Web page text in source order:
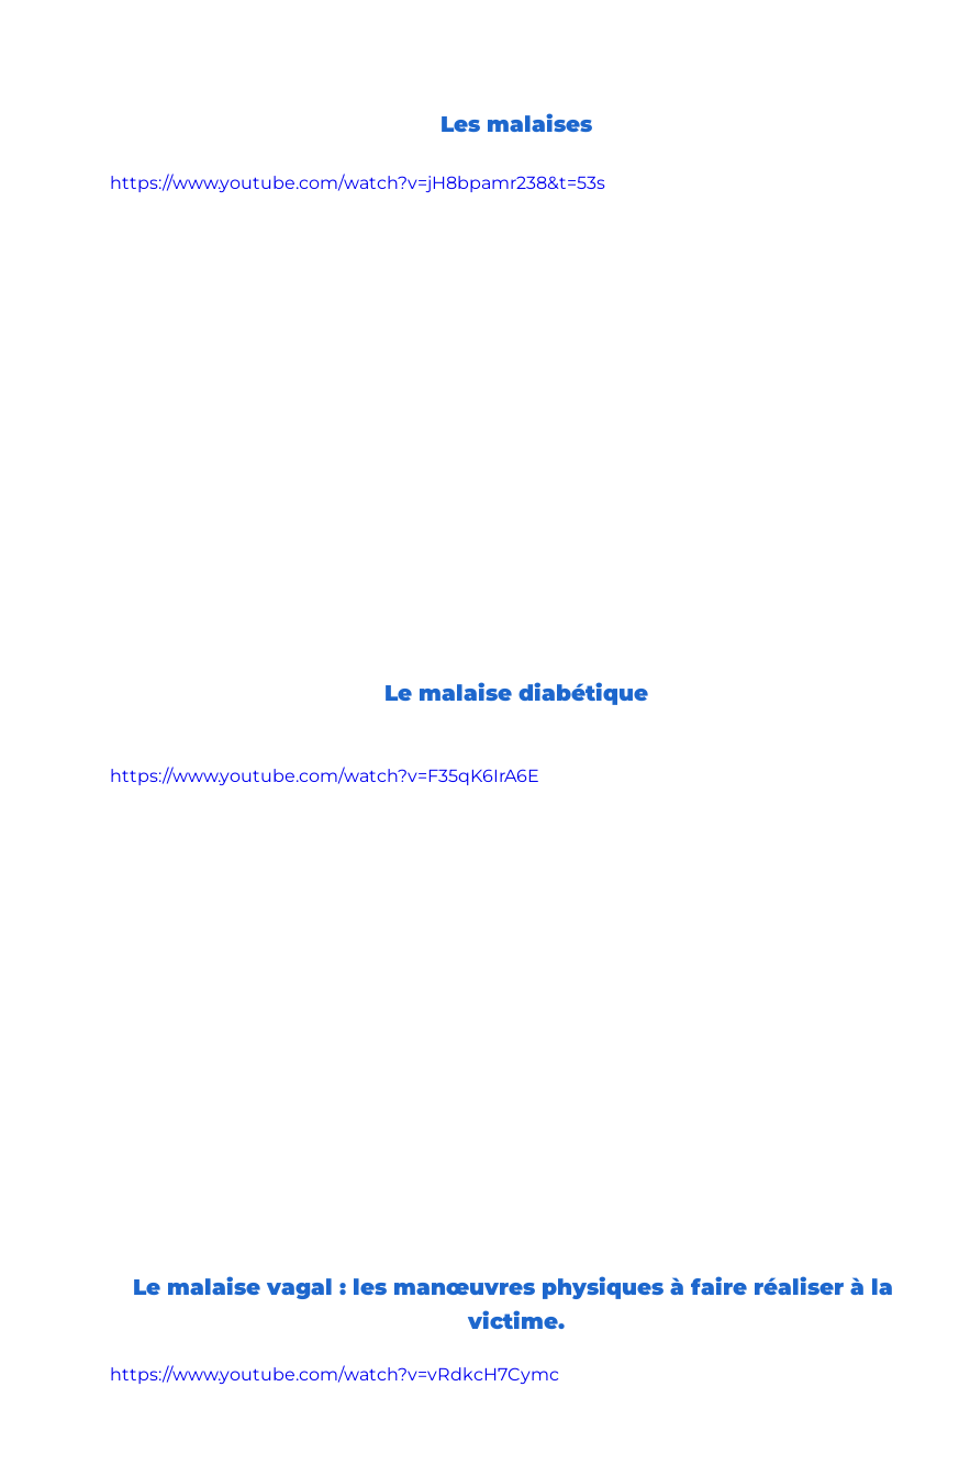
Les malaises
https://www.youtube.com/watch?v=jH8bpamr238&t=53s
Le malaise diabétique
https://www.youtube.com/watch?v=F35qK6IrA6E
Le malaise vagal : les manœuvres physiques à faire réaliser à la
victime.
https://www.youtube.com/watch?v=vRdkcH7Cymc